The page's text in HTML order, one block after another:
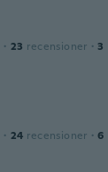
· 23 recensioner · 3
· 24 recensioner · 6